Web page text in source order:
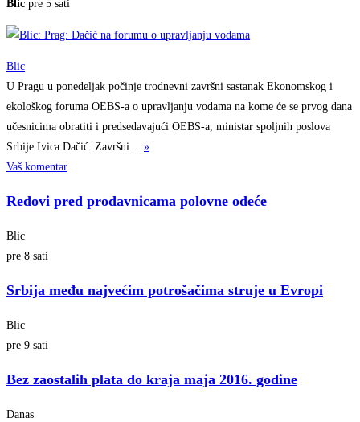
Blic pre 5 sati
Blic
U Pragu u ponedeljak počinje trodnevni završni sastanak Ekonomskog i
ekološkog foruma OEBS-a o upravljanju vodama na kome će se prvog dana
učesnicima obratiti i predsedavajući OEBS-a, ministar spoljnih poslova
Srbije Ivica Dačić. Završni… »
Vaš komentar
Redovi pred prodavnicama polovne odeće
Blic
pre 8 sati
Srbija među najvećim potrošačima struje u Evropi
Blic
pre 9 sati
Bez zaostalih plata do kraja maja 2016. godine
Danas